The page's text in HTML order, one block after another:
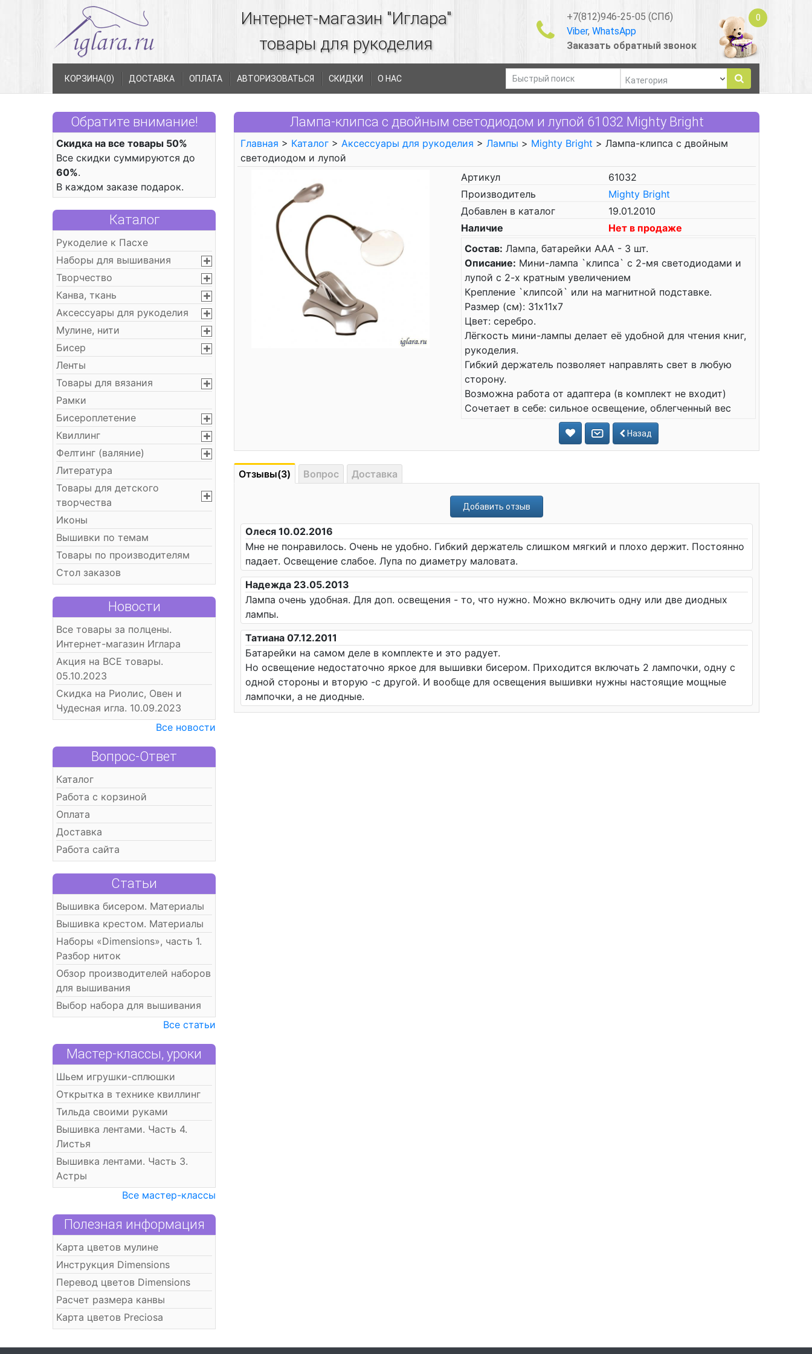
Интернет-магазин "Иглара"
товары для рукоделия
+7(812)946-25-05 (СПб)
Viber, WhatsApp
Заказать обратный звонок
0
КОРЗИНА(0) ДОСТАВКА ОПЛАТА АВТОРИЗОВАТЬСЯ СКИДКИ О НАС
Обратите внимание!
Скидка на все товары 50%
Все скидки суммируются до
60%.
В каждом заказе подарок.
Каталог
Рукоделие к Пасхе
Наборы для вышивания
Творчество
Канва, ткань
Аксессуары для рукоделия
Мулине, нити
Бисер
Ленты
Товары для вязания
Рамки
Бисероплетение
Квиллинг
Фелтинг (валяние)
Литература
Товары для детского
творчества
Иконы
Вышивки по темам
Товары по производителям
Стол заказов
Новости
Все товары за полцены.
Интернет-магазин Иглара
Акция на ВСЕ товары.
05.10.2023
Скидка на Риолис, Овен и
Чудесная игла. 10.09.2023
Все новости
Вопрос-Ответ
Каталог
Работа с корзиной
Оплата
Доставка
Работа сайта
Статьи
Вышивка бисером. Материалы
Вышивка крестом. Материалы
Наборы «Dimensions», часть 1.
Разбор ниток
Обзор производителей наборов
для вышивания
Выбор набора для вышивания
Все статьи
Мастер-классы, уроки
Шьем игрушки-сплюшки
Открытка в технике квиллинг
Тильда своими руками
Вышивка лентами. Часть 4.
Листья
Вышивка лентами. Часть 3.
Астры
Все мастер-классы
Полезная информация
Карта цветов мулине
Инструкция Dimensions
Перевод цветов Dimensions
Расчет размера канвы
Карта цветов Preciosa
Лампа-клипса с двойным светодиодом и лупой 61032 Mighty Bright
Главная > Каталог > Аксессуары для рукоделия > Лампы > Mighty Bright > Лампа-клипса с двойным
светодиодом и лупой
Артикул
61032
Производитель
Mighty Bright
Добавлен в каталог
19.01.2010
Наличие
Нет в продаже
Состав: Лампа, батарейки ААА - 3 шт.
Описание: Мини-лампа `клипса` с 2-мя светодиодами и
лупой с 2-х кратным увеличением
Крепление `клипсой` или на магнитной подставке.
Размер (см): 31х11х7
Цвет: серебро.
Лёгкость мини-лампы делает её удобной для чтения книг,
рукоделия.
Гибкий держатель позволяет направлять свет в любую
сторону.
Возможна работа от адаптера (в комплект не входит)
Сочетает в себе: сильное освещение, облегченный вес
Назад
Отзывы(3) Вопрос Доставка
Добавить отзыв
Олеся 10.02.2016
Мне не понравилось. Очень не удобно. Гибкий держатель слишком мягкий и плохо держит. Постоянно
падает. Освещение слабое. Лупа по диаметру маловата.
Надежда 23.05.2013
Лампа очень удобная. Для доп. освещения - то, что нужно. Можно включить одну или две диодных
лампы.
Татиана 07.12.2011
Батарейки на самом деле в комплекте и это радует.
Но освещение недостаточно яркое для вышивки бисером. Приходится включать 2 лампочки, одну с
одной стороны и вторую -с другой. И вообще для освещения вышивки нужны настоящие мощные
лампочки, а не диодные.